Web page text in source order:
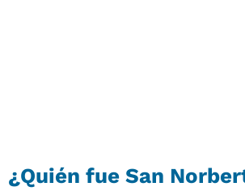
¿Quién fue San